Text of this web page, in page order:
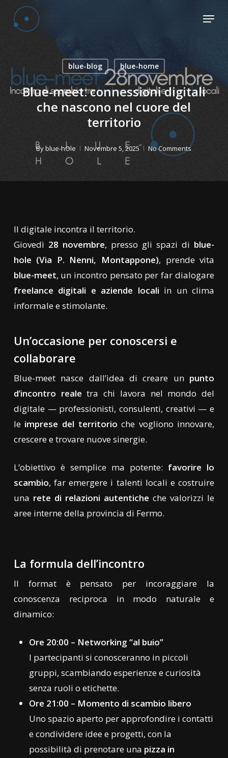
Menu
blue-blog blue-home
Blue-meet: connessioni digitali
che nascono nel cuore del
territorio
Byblue-hOle Novembre 5, 2025 No Comments
Il digitale incontra il territorio.
Giovedì 28 novembre, presso gli spazi di blue-
hole (Via P. Nenni, Montappone), prende vita
blue-meet, un incontro pensato per far dialogare
freelance digitali e aziende locali in un clima
informale e stimolante.
Un’occasione per conoscersi e
collaborare
Blue-meet nasce dall’idea di creare un punto
d’incontro reale tra chi lavora nel mondo del
digitale — professionisti, consulenti, creativi — e
le imprese del territorio che vogliono innovare,
crescere e trovare nuove sinergie.
L’obiettivo è semplice ma potente: favorire lo
scambio, far emergere i talenti locali e costruire
una rete di relazioni autentiche che valorizzi le
aree interne della provincia di Fermo.
La formula dell’incontro
Il format è pensato per incoraggiare la
conoscenza reciproca in modo naturale e
dinamico:
Ore 20:00 – Networking “al buio”
I partecipanti si conosceranno in piccoli
gruppi, scambiando esperienze e curiosità
senza ruoli o etichette.
Ore 21:00 – Momento di scambio libero
Uno spazio aperto per approfondire i contatti
e condividere idee e progetti, con la
possibilità di prenotare una pizza in